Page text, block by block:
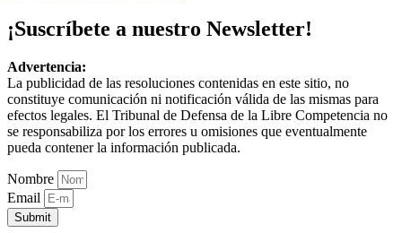
¡Suscríbete a nuestro Newsletter!
Advertencia:
La publicidad de las resoluciones contenidas en este sitio, no
constituye comunicación ni notificación válida de las mismas para
efectos legales. El Tribunal de Defensa de la Libre Competencia no
se responsabiliza por los errores u omisiones que eventualmente
pueda contener la información publicada.
Nombre
Email
Submit